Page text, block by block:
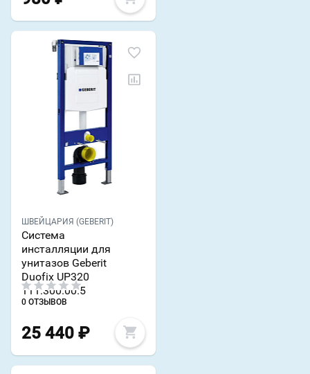
ШВЕЙЦАРИЯ (GEBERIT)
Система
инсталляции для
унитазов Geberit
Duofix UP320
111.300.00.5
0 ОТЗЫВОВ
25 440 ₽